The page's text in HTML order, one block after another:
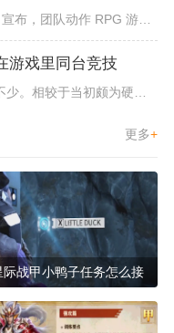
发行商 Square Enix 以及开发商 DeNa 宣布，团队动作 RPG 游戏《勇者斗恶龙：达尔的大冒险 魂之绊》将...
游戏里同台竞技
更多+
际战甲小鸭子任务怎么接